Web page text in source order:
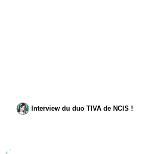
Interview du duo TIVA de NCIS !